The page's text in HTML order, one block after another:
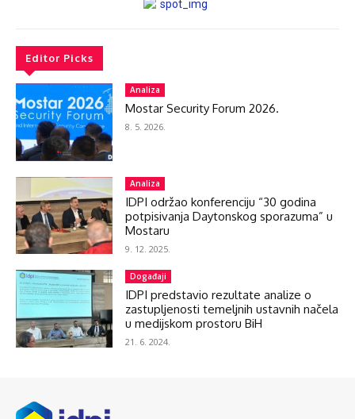
Editor Picks
Analiza
Mostar Security Forum 2026.
8. 5. 2026.
Analiza
IDPI održao konferenciju “30 godina
potpisivanja Daytonskog sporazuma” u
Mostaru
9. 12. 2025.
Događaji
IDPI predstavio rezultate analize o
zastupljenosti temeljnih ustavnih načela
u medijskom prostoru BiH
21. 6. 2024.